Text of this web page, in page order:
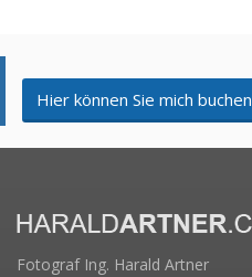
Hier können Sie mich buchen
Fotograf Ing. Harald Artner